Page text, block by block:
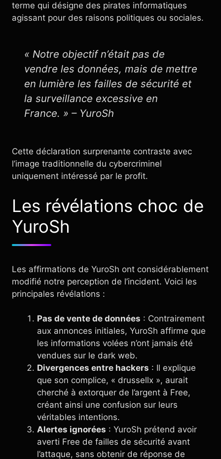
terme qui désigne des pirates informatiques
agissant pour des raisons politiques ou sociales.
« Notre objectif n’était pas de
vendre les données, mais de mettre
en lumière les failles de sécurité et
la surveillance excessive en
France. » – YuroSh
Cette déclaration surprenante contraste avec
l’image traditionnelle du cybercriminel
uniquement intéressé par le profit.
Les révélations choc de
YuroSh
Les affirmations de YuroSh ont considérablement
modifié notre perception de l’incident. Voici les
principales révélations :
Pas de vente de données : Contrairement
aux annonces initiales, YuroSh affirme que
les informations volées n’ont jamais été
vendues sur le dark web.
Divergences entre hackers : Il explique
que son complice, « drussellx », aurait
cherché à extorquer de l’argent à Free,
créant ainsi une confusion sur leurs
véritables intentions.
Alertes ignorées : YuroSh prétend avoir
averti Free de failles de sécurité avant
l’attaque, sans obtenir de réponse de